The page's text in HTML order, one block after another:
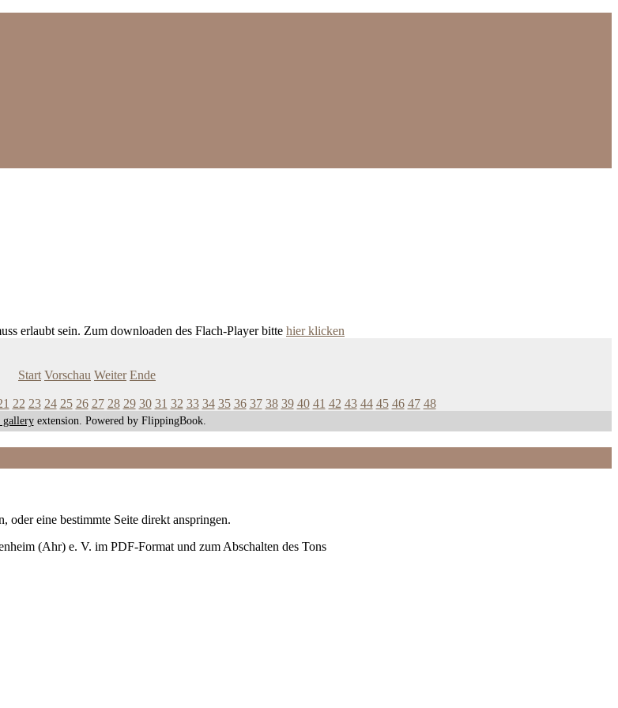
erlaubt sein. Zum downloaden des Flach-Player bitte hier klicken
Start Vorschau Weiter Ende
22 23 24 25 26 27 28 29 30 31 32 33 34 35 36 37 38 39 40 41 42 43 44 45 46 47 48
galleryextension. Powered by FlippingBook.
eine bestimmte Seite direkt anspringen.
(Ahr) e. V. im PDF-Format und zum Abschalten des Tons